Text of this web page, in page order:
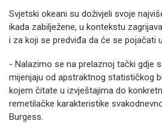
Svjetski okeani su doživjeli svoje
ikada zabilježene, u kontekstu
i za koji se predviđa da će se pojačati
- Nalazimo se na prelaznoj tački gdje
mijenjaju od apstraktnog statističkog
kojem čitate u izvještajima do
remetilačke karakteristike
Burgess.